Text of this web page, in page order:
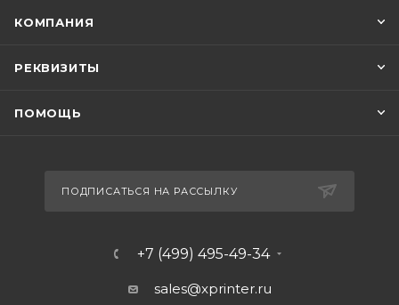
КОМПАНИЯ
РЕКВИЗИТЫ
ПОМОЩЬ
ПОДПИСАТЬСЯ НА РАССЫЛКУ
+7 (499) 495-49-34
sales@xprinter.ru